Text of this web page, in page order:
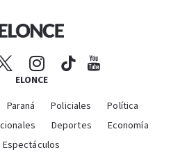
ELONCE
Paraná Policiales
Política
Deportes
Economía
Espectáculos